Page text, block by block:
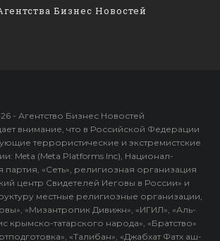
Бизнес Новостей
- Агентство Бизнес Новостей
внимание, что в Российской Федерации
террористические и экстремистские
Meta (Meta Platforms Inc), Национал-
партия, «Сеть», религиозная организация
центр Свидетелей Иеговы в России» и
местные религиозные организации,
«Мизантропик Дивижн», «ИГИЛ», «Аль-
крымско-татарского народа», «Братство»
«Талибан», «Джабхат Фатх аш-